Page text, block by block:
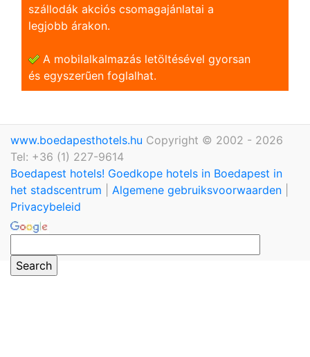
szállodák akciós csomagajánlatai a
legjobb árakon.
A mobilalkalmazás letöltésével gyorsan
és egyszerũen foglalhat.
www.boedapesthotels.hu Copyright © 2002 - 2026
Tel: +36 (1) 227-9614
Boedapest hotels! Goedkope hotels in Boedapest in
het stadscentrum
Algemene gebruiksvoorwaarden
Privacybeleid